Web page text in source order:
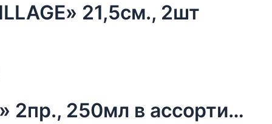
21,5см., 2шт
Чайная пара «RABBITS FAMILY» 2пр., 250мл в ассортименте